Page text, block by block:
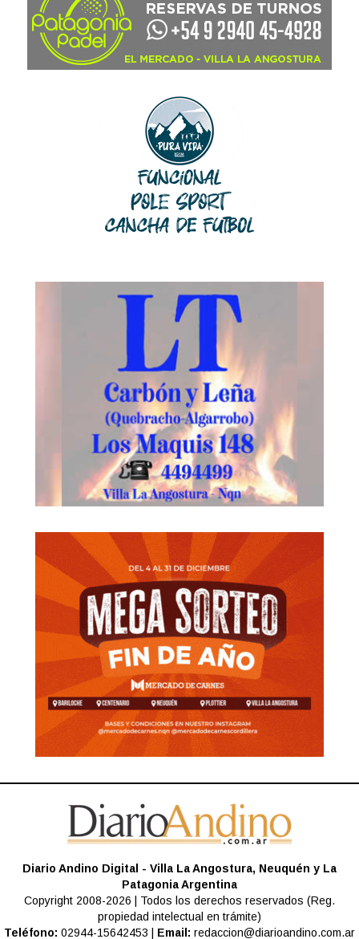
Diario Andino Digital - Villa La Angostura, Neuquén y La
Patagonia Argentina
Copyright 2008-2026 | Todos los derechos reservados (Reg.
propiedad intelectual en trámite)
Teléfono: 02944-15642453 | Email: redaccion@diarioandino.com.ar